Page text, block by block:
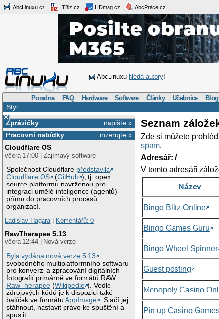
AbcLinuxu.cz ITBiz.cz HDmag.cz AbcPráce.cz
AbcLinuxu hledá autory!
Poradna FAQ Hardware Software Články Učebnice
Styl
×
napište »
Zprávičky
inzerujte »
Pracovní nabídky
Cloudflare OS
včera 17:00 | Zajímavý software
Společnost Cloudflare představila
Cloudflare OS
(GitHub ), tj. open
source platformu navrženou pro
integraci umělé inteligence (agentů)
přímo do pracovních procesů
organizací.
Ladislav Hagara| Komentářů: 0
RawTherapee 5.13
včera 12:44 | Nová verze
Byla vydána nová verze 5.13
svobodného multiplatformního softwaru
pro konverzi a zpracování digitálních
fotografií primárně ve formátů RAW
RawTherapee (Wikipedie ). Vedle
zdrojových kódů je k dispozici také
balíček ve formátuAppImage
. Stačí jej
stáhnout, nastavit právo ke spuštění a
spustit.
Seznam
Zde si můžete
spam.
Adresář: /
V tomto adresáři
Název
Bingo Blitz Online
Bingo Games Guru
Bingo Wheel Spinner
Guest posting
Monopoly Casino
Pin up Casino